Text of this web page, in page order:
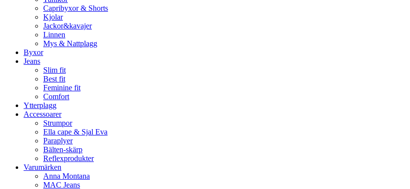
Capribyxor & Shorts
Kjolar
Jackor&kavajer
Linnen
Mys & Nattplagg
Byxor
Jeans
Slim fit
Best fit
Feminine fit
Comfort
Ytterplagg
Accessoarer
Strumpor
Ella cape & Sjal Eva
Paraplyer
Bälten-skärp
Reflexprodukter
Varumärken
Anna Montana
MAC Jeans